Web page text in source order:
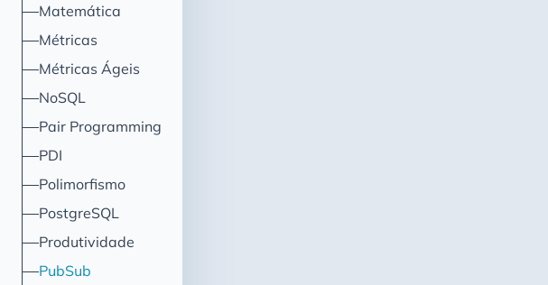
Matemática
Métricas
Métricas Ágeis
NoSQL
Pair Programming
PDI
Polimorfismo
PostgreSQL
Produtividade
PubSub